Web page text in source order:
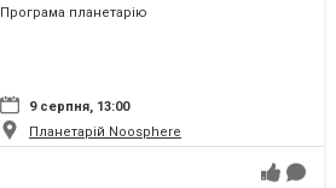
Програма планетарію
9 серпня, 13:00
Планетарій Noosphere